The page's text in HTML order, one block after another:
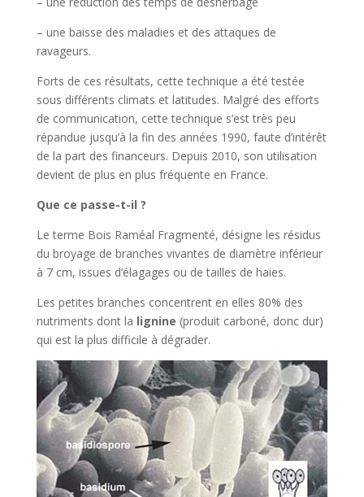
– une baisse des maladies et des attaques de
ravageurs.
Forts de ces résultats, cette technique a été testée
sous différents climats et latitudes. Malgré des efforts
de communication, cette technique s’est très peu
répandue jusqu’à la fin des années 1990, faute d’intérêt
de la part des financeurs. Depuis 2010, son utilisation
devient de plus en plus fréquente en France.
Que ce passe-t-il ?
Le terme Bois Raméal Fragmenté, désigne les résidus
du broyage de branches vivantes de diamètre inférieur
à 7 cm, issues d’élagages ou de tailles de haies.
Les petites branches concentrent en elles 80% des
nutriments dont la lignine (produit carboné, donc dur)
qui est la plus difficile à dégrader.